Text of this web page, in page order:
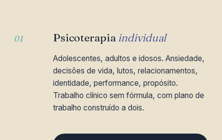
01 Psicoterapiaindividual
Adolescentes, adultos e idosos. Ansiedade,
decisões de vida, lutos, relacionamentos,
identidade, performance, propósito.
Trabalho clínico sem fórmula, com plano de
trabalho construído a dois.